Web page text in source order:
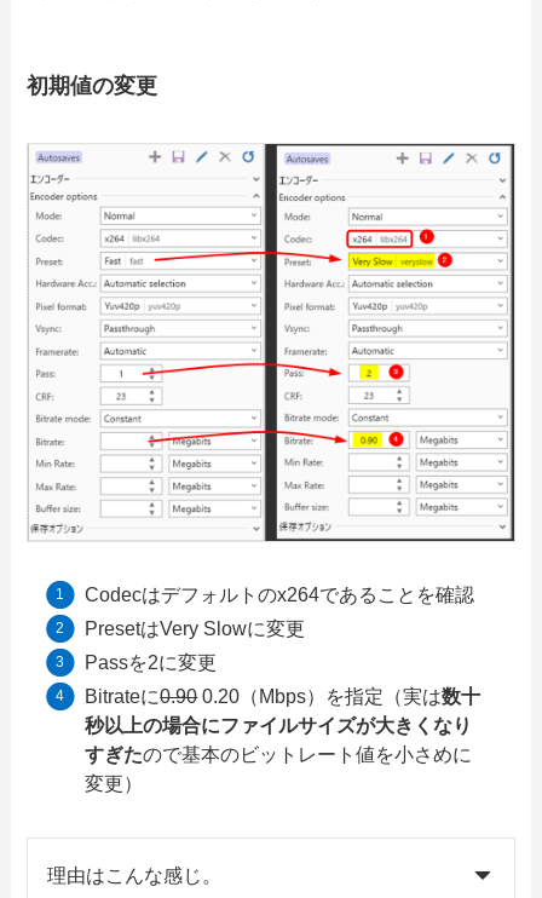
初期値の変更
Codecはデフォルトのx264であることを確認
PresetはVery Slowに変更
Passを2に変更
Bitrateに0.900.20（Mbps）を指定（実は数十
秒以上の場合にファイルサイズが大きくなり
すぎたので基本のビットレート値を小さめに
変更）
理由はこんな感じ。